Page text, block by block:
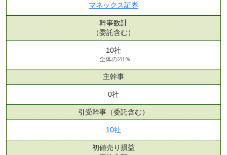
マネックス証券
幹事数計
（委託含む）
10社
全体の28％
主幹事
0社
引受幹事 （委託含む）
10社
初値売り損益